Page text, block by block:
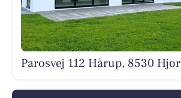
Parosvej 112 Hårup, 8530